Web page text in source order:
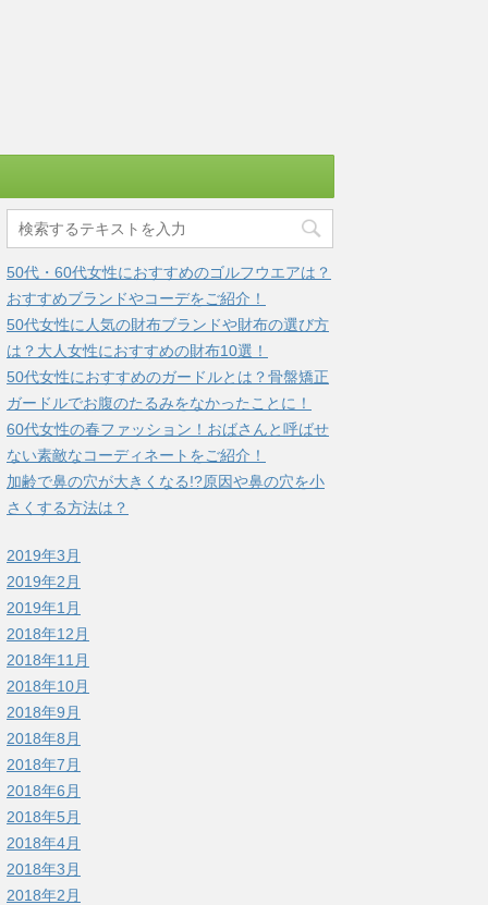
50代・60代女性におすすめのゴルフウエアは？
おすすめブランドやコーデをご紹介！
50代女性に人気の財布ブランドや財布の選び方
は？大人女性におすすめの財布10選！
50代女性におすすめのガードルとは？骨盤矯正
ガードルでお腹のたるみをなかったことに！
60代女性の春ファッション！おばさんと呼ばせ
ない素敵なコーディネートをご紹介！
加齢で鼻の穴が大きくなる!?原因や鼻の穴を小
さくする方法は？
2019年3月
2019年2月
2019年1月
2018年12月
2018年11月
2018年10月
2018年9月
2018年8月
2018年7月
2018年6月
2018年5月
2018年4月
2018年3月
2018年2月